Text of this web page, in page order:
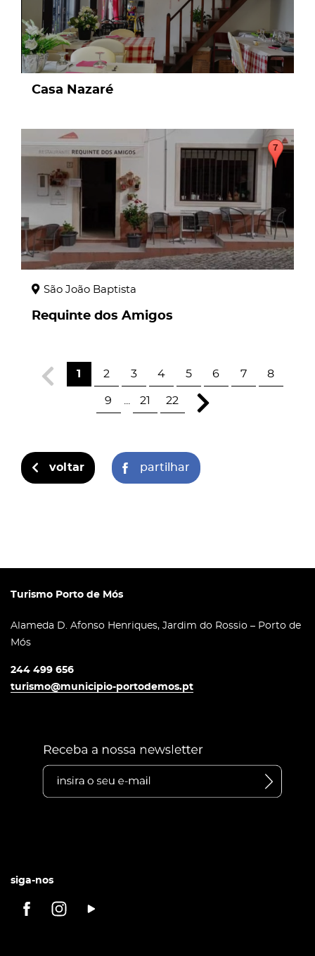
Casa Nazaré
page
São João Baptista
Requinte dos Amigos
1 2 3 4 5 6 7 8
9 21 22
voltar partilhar
Turismo Porto de Mós
Alameda D. Afonso Henriques, Jardim do Rossio – Porto de
Mós
244 499 656
turismo@municipio-portodemos.pt
siga-nos